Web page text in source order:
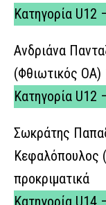
Κατηγορία U12
Ανδριάνα
(Φθιωτικός
Κατηγορία
Σωκράτης
Κεφαλόπουλος
προκριματικά
Κατηγορία